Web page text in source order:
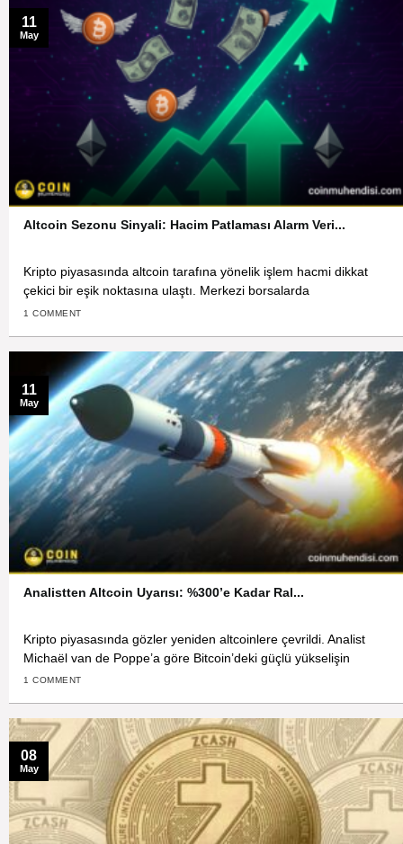
Altcoin Sezonu Sinyali: Hacim Patlaması Alarm Veri...
Kripto piyasasında altcoin tarafına yönelik işlem hacmi dikkat
çekici bir eşik noktasına ulaştı. Merkezi borsalarda
1 COMMENT
11
May
Analistten Altcoin Uyarısı: %300’e Kadar Ral...
Kripto piyasasında gözler yeniden altcoinlere çevrildi. Analist
Michaël van de Poppe’a göre Bitcoin’deki güçlü yükselişin
1 COMMENT
11
May
08
May